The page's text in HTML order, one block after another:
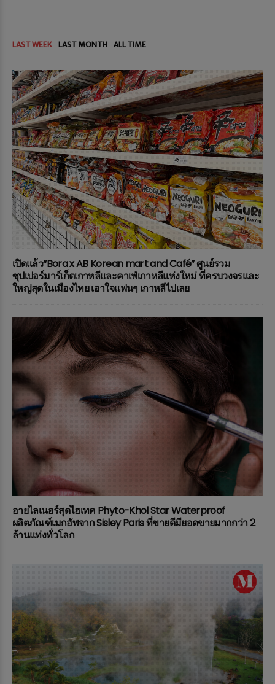
LAST WEEK LAST MONTH ALL TIME
เปิดแล้ว“Bora x AB Korean mart and Café” ศูนย์รวม
ซุปเปอร์มาร์เก็ตเกาหลีและคาเฟ่เกาหลีแห่งใหม่ ที่ครบวงจรและ
ใหญ่สุดในเมืองไทย เอาใจแฟนๆ เกาหลีไปเลย
อายไลเนอร์สุดไฮเทค Phyto-Khol Star Waterproof
ผลิตภัณฑ์เมกอัพจาก Sisley Paris ที่ขายดีมียอดขายมากกว่า 2
ล้านแท่งทั่วโลก